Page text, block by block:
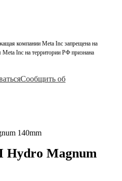
компании Meta Inc запрещена на
Meta Inc на территории РФ признана
Сообщить об
140mm
Hydro Magnum